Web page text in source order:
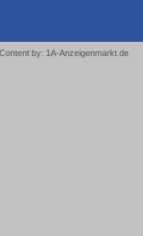
by: 1A-Anzeigenmarkt.de